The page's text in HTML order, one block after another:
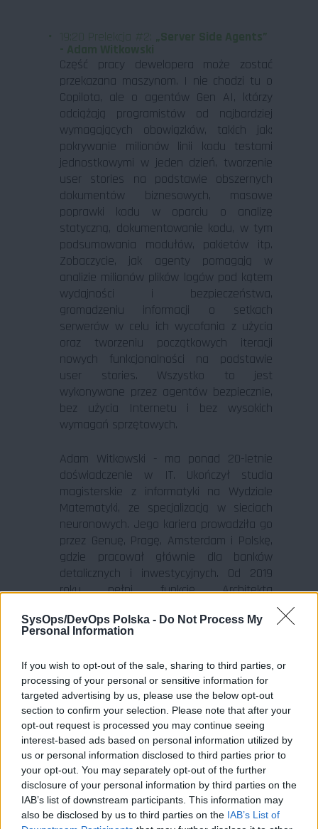
SysOps/DevOps Polska - Do Not Process My
Personal Information
If you wish to opt-out of the sale, sharing to third parties, or
processing of your personal or sensitive information for
targeted advertising by us, please use the below opt-out
section to confirm your selection. Please note that after your
opt-out request is processed you may continue seeing
interest-based ads based on personal information utilized by
us or personal information disclosed to third parties prior to
your opt-out. You may separately opt-out of the further
disclosure of your personal information by third parties on the
IAB’s list of downstream participants. This information may
also be disclosed by us to third parties on the IAB’s List of
Część pracy dewelopera może zostać
przekazana maszynom. I nie chodzi tu o
Copilota, ale o agentów Gen AI, którzy
odciążają programistów od najbardziej
wymagających obowiązków, takich jak:
pokrywanie milionów linii kodu testami
jednostkowymi w jeden dzień, tworzenie
user stories na podstawie obszernych
dokumentów biznesowych, masowe
poprawki kodu w oparciu o analizę
statyczną, dokumentowanie kodu, w tym
podsumowania modułów, pakietów itp.
Zobaczycie, jak agenty pomagają w
analizie milionów plików logów pod kątem
wydajności i bezpieczeństwa,
gromadzeniu informacji o setkach
serwerów w celu ich wycofania z użycia
oraz tworzeniu początkowych iteracji
nowych funkcjonalności na podstawie
user stories. Wszystko to jest
wykonywane przez agentów bezpiecznie,
bez użycia Internetu i bez wysokich
wymagań sprzętowych.
Adam Witkowski - ma ponad 20-letnie
doświadczenie w IT. Ukończył studia
magisterskie z informatyki na Wydziale
Matematyki, ze specjalizacją w sieciach
neuronowych. Jego kariera prowadziła go
przez Genuę, Pragę, Amsterdam i Polskę,
gdzie pracował głównie dla banków
detalicznych i inwestycyjnych. Od 2019
roku pełni funkcję Architekta
usług finansowych. Przez ostatnie dwa
lata skupił się na projektowaniu i rozwoju
w inżynierii oprogramowania, pracując
głównie z prywatnie hostowaną sztuczną
inteligencją, aby spełnić rygorystyczne
wymagania bezpieczeństwa sektora
finansowego.
20:15 Networking i pizza!
Tradycyjnie, po części merytorycznej
zapraszamy wszystkich uczestników na